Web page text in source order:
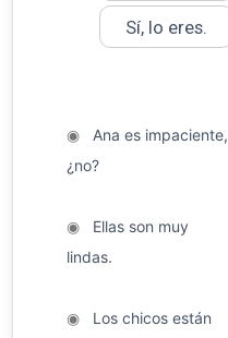
Sí, lo eres.
◉Ana es impaciente,
¿no?
◉Ellas son muy
lindas.
◉Los chicos están